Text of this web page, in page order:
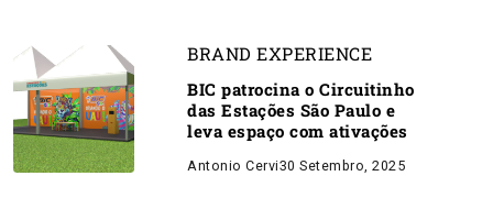
BRAND EXPERIENCE
BIC patrocina o Circuitinho
das Estações São Paulo e
leva espaço com ativações
Antonio Cervi30 Setembro, 2025